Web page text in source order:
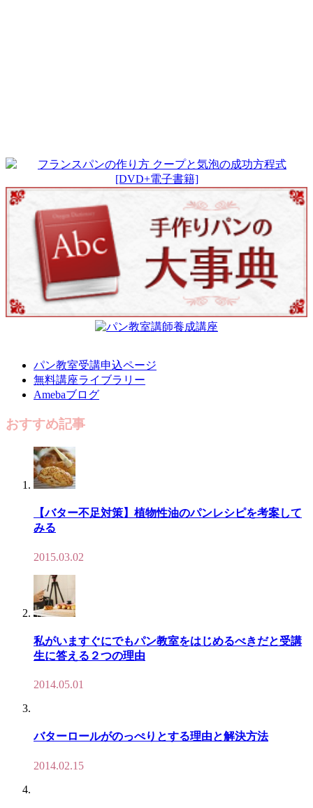
パン教室受講申込ページ
無料講座ライブラリー
Amebaブログ
おすすめ記事
【バター不足対策】植物性油のパンレシピを考案して
みる
2015.03.02
私がいますぐにでもパン教室をはじめるべきだと受講
生に答える２つの理由
2014.05.01
バターロールがのっぺりとする理由と解決方法
2014.02.15